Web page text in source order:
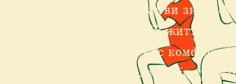
Villa Grays — саме тут ви знайдете
все для активного способу життя та
відпочинку. У нас комфортні
для спорту, відновлення і гарного